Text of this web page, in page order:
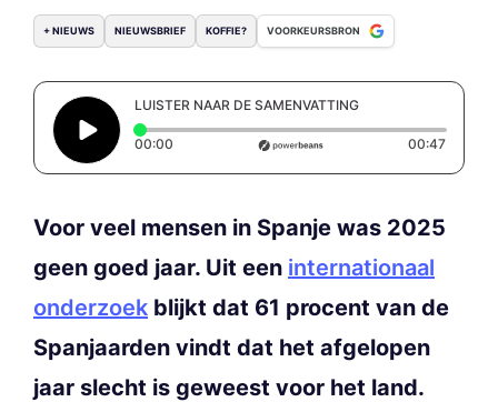
+ NIEUWS NIEUWSBRIEF KOFFIE? VOORKEURSBRON
LUISTER NAAR DE SAMENVATTING
00:00 Elapsed time: 0 seconds 00:47
Voor veel mensen in Spanje was 2025
geen goed jaar. Uit een internationaal
onderzoek blijkt dat 61 procent van de
Spanjaarden vindt dat het afgelopen
jaar slecht is geweest voor het land.